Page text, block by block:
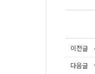
이전글
다음글